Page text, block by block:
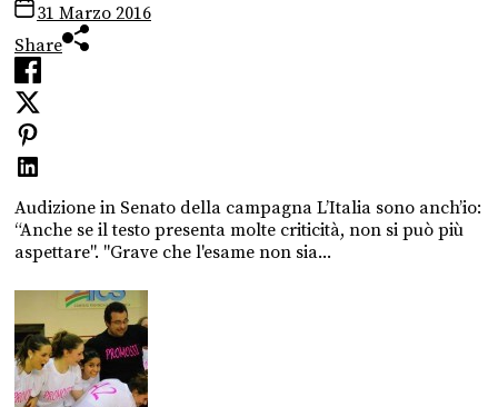
31 Marzo 2016
Share
Audizione in Senato della campagna L’Italia sono anch’io:
“Anche se il testo presenta molte criticità, non si può più
aspettare". "Grave che l'esame non sia...